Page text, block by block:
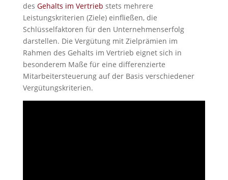
des Gehalts im Vertrieb stets mehrere
Leistungskriterien (Ziele) einfließen, die
Schlüsselfaktoren für den Unternehmenserfolg
darstellen. Die Vergütung mit Zielprämien im
Rahmen des Gehalts im Vertrieb eignet sich in
besonderem Maße für eine differenzierte
Mitarbeitersteuerung auf der Basis verschiedener
Vergütungskriterien.